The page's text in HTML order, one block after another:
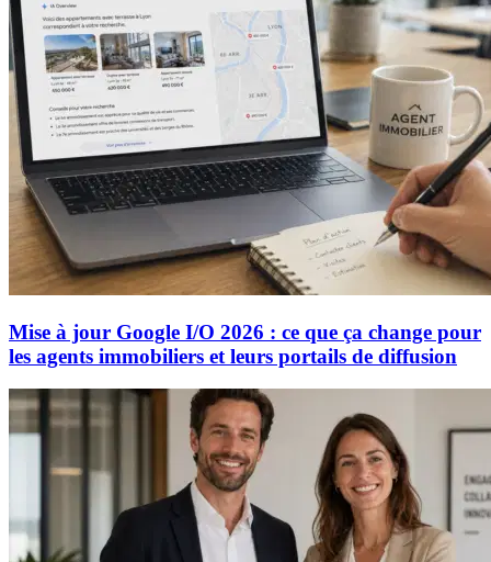
Mise à jour Google I/O 2026 : ce que ça change pour
les agents immobiliers et leurs portails de diffusion